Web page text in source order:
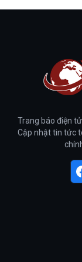
Trang báo điện
Cập nhật tin tức